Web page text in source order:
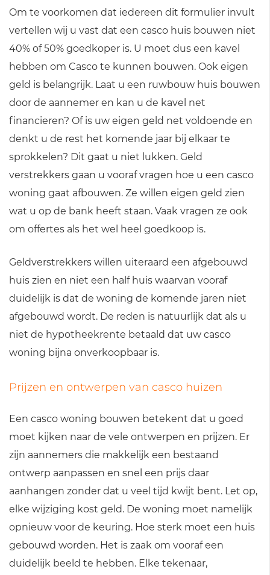
Om te voorkomen dat iedereen dit formulier invult
vertellen wij u vast dat een casco huis bouwen niet
40% of 50% goedkoper is. U moet dus een kavel
hebben om Casco te kunnen bouwen. Ook eigen
geld is belangrijk. Laat u een ruwbouw huis bouwen
door de aannemer en kan u de kavel net
financieren? Of is uw eigen geld net voldoende en
denkt u de rest het komende jaar bij elkaar te
sprokkelen? Dit gaat u niet lukken. Geld
verstrekkers gaan u vooraf vragen hoe u een casco
woning gaat afbouwen. Ze willen eigen geld zien
wat u op de bank heeft staan. Vaak vragen ze ook
om offertes als het wel heel goedkoop is.
Geldverstrekkers willen uiteraard een afgebouwd
huis zien en niet een half huis waarvan vooraf
duidelijk is dat de woning de komende jaren niet
afgebouwd wordt. De reden is natuurlijk dat als u
niet de hypotheekrente betaald dat uw casco
woning bijna onverkoopbaar is.
Prijzen en ontwerpen van casco huizen
Een casco woning bouwen betekent dat u goed
moet kijken naar de vele ontwerpen en prijzen. Er
zijn aannemers die makkelijk een bestaand
ontwerp aanpassen en snel een prijs daar
aanhangen zonder dat u veel tijd kwijt bent. Let op,
elke wijziging kost geld. De woning moet namelijk
opnieuw voor de keuring. Hoe sterk moet een huis
gebouwd worden. Het is zaak om vooraf een
duidelijk beeld te hebben. Elke tekenaar,